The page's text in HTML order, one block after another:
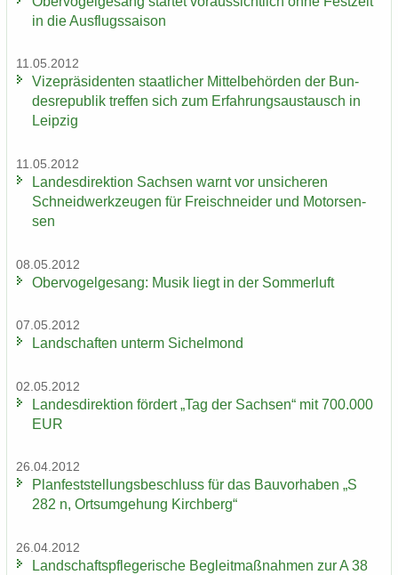
in die Aus­flugs­sai­son
11.05.2012
Vi­ze­prä­si­den­ten staat­li­cher Mit­tel­be­hör­den der Bun­
des­re­pu­blik tref­fen sich zum Er­fah­rungs­aus­tausch in
Leip­zig
11.05.2012
Lan­des­di­rek­ti­on Sach­sen warnt vor un­si­che­ren
Schneid­werk­zeu­gen für Frei­schnei­der und Mo­tor­sen­
sen
08.05.2012
Ober­vo­gel­ge­sang: Musik liegt in der Som­mer­luft
07.05.2012
Land­schaf­ten un­term Si­chel­mond
02.05.2012
Lan­des­di­rek­ti­on för­dert „Tag der Sach­sen“ mit 700.000
EUR
26.04.2012
Plan­fest­stel­lungs­be­schluss für das Bau­vor­ha­ben „S
282 n, Orts­um­ge­hung Kirch­berg“
26.04.2012
Land­schafts­pfle­ge­ri­sche Be­gleit­maß­nah­men zur A 38